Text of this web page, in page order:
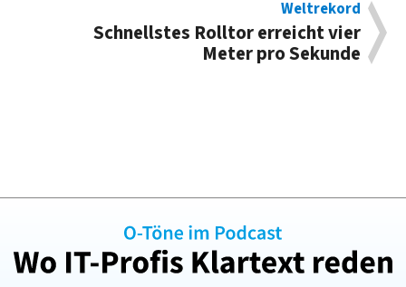
Weltrekord
Schnellstes Rolltor erreicht vier
Meter pro Sekunde